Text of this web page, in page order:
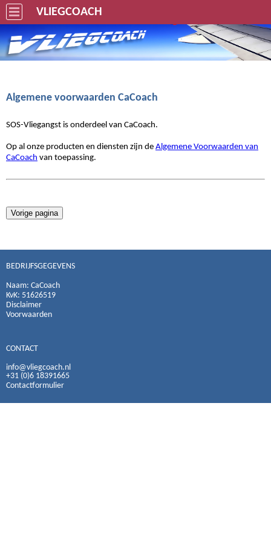
VLIEGCOACH
Algemene voorwaarden CaCoach
SOS-Vliegangst is onderdeel van CaCoach.
Op al onze producten en diensten zijn de Algemene Voorwaarden van
CaCoach van toepassing.
BEDRIJFSGEGEVENS
Naam: CaCoach
KvK: 51626519
Disclaimer
Voorwaarden
CONTACT
info@vliegcoach.nl
+31 (0)6 18391665
Contactformulier